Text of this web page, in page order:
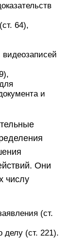
64),
и
Они
числу
(ст.
делу (ст. 221).